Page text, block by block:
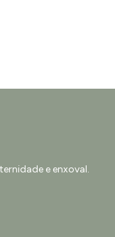
e enxoval.